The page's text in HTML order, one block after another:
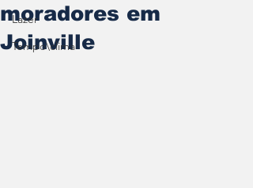
Lazer
Tempo\clima
moradores em
Joinville